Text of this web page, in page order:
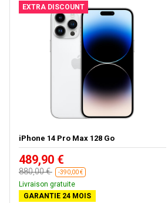
EXTRA DISCOUNT
iPhone 14 Pro Max 128 Go
489,90 €
880,00 € -390,00 €
Livraison gratuite
GARANTIE 24 MOIS